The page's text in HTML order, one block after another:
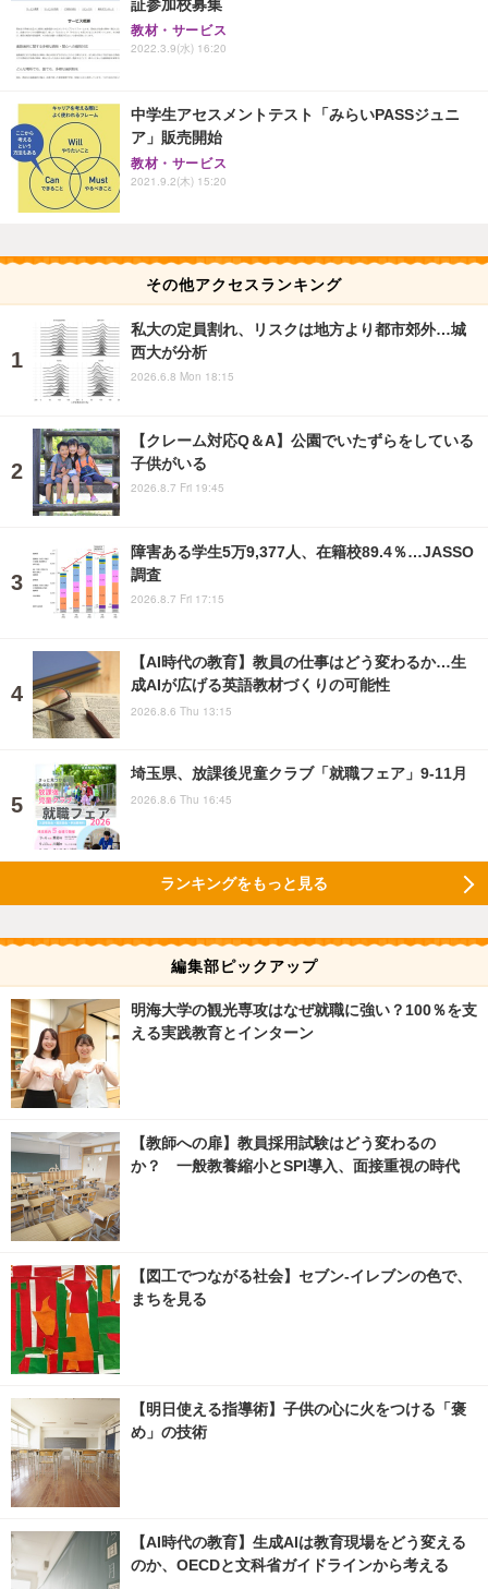
証参加校募集
教材・サービス
2022.3.9(水) 16:20
中学生アセスメントテスト「みらいPASSジュニ
ア」販売開始
教材・サービス
2021.9.2(木) 15:20
その他アクセスランキング
私大の定員割れ、リスクは地方より都市郊外…城
西大が分析
2026.6.8 Mon 18:15
【クレーム対応Q＆A】公園でいたずらをしている
子供がいる
2026.8.7 Fri 19:45
障害ある学生5万9,377人、在籍校89.4％…JASSO
調査
2026.8.7 Fri 17:15
【AI時代の教育】教員の仕事はどう変わるか…生
成AIが広げる英語教材づくりの可能性
2026.8.6 Thu 13:15
埼玉県、放課後児童クラブ「就職フェア」9-11月
2026.8.6 Thu 16:45
ランキングをもっと見る
編集部ピックアップ
明海大学の観光専攻はなぜ就職に強い？100％を支
える実践教育とインターン
【教師への扉】教員採用試験はどう変わるの
か？ 一般教養縮小とSPI導入、面接重視の時代
【図工でつながる社会】セブン‐イレブンの色で、
まちを見る
【明日使える指導術】子供の心に火をつける「褒
め」の技術
【AI時代の教育】生成AIは教育現場をどう変える
のか、OECDと文科省ガイドラインから考える